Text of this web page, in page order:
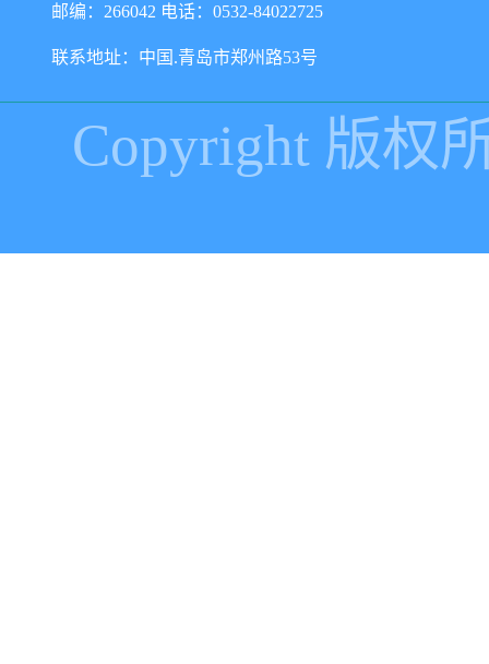
邮编：266042 电话：0532-84022725
联系地址：中国.青岛市郑州路53号
Copyright 版权